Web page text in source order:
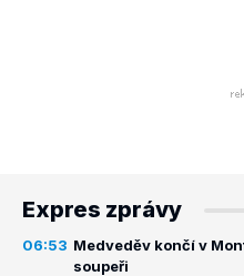
Expres zprávy
06:53 Medveděv končí v
soupeři